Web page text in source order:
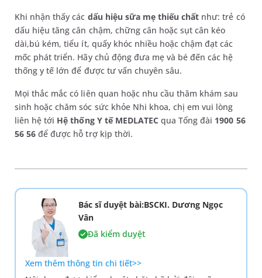
Khi nhận thấy các dấu hiệu sữa mẹ thiếu chất như: trẻ có
dấu hiệu tăng cân chậm, chững cân hoặc sụt cân kéo
dài,bú kém, tiểu ít, quấy khóc nhiều hoặc chậm đạt các
mốc phát triển. Hãy chủ động đưa mẹ và bé đến các hệ
thống y tế lớn để được tư vấn chuyên sâu.
Mọi thắc mắc có liên quan hoặc nhu cầu thăm khám sau
sinh hoặc chăm sóc sức khỏe Nhi khoa, chị em vui lòng
liên hệ tới Hệ thống Y tế MEDLATEC qua Tổng đài 1900 56
56 56 để được hỗ trợ kịp thời.
Bác sĩ duyệt bài:BSCKI. Dương Ngọc
Vân
Đã kiểm duyệt
Xem thêm thông tin chi tiết>>